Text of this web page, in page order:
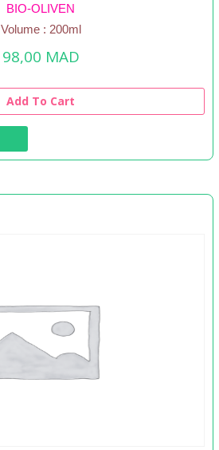
BIO-OLIVEN
Volume : 200ml
98,00 MAD
Add To Cart